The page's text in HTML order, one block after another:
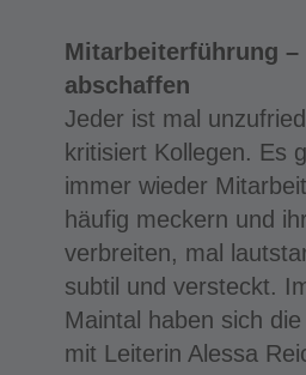
Mitarbeiterführung –
abschaffen
Jeder ist mal
kritisiert Kollegen. Es
immer wieder
häufig meckern und
verbreiten, mal
subtil und versteckt.
Maintal haben sich
mit Leiterin Alessa